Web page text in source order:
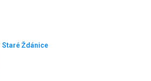
Staré Ždánice